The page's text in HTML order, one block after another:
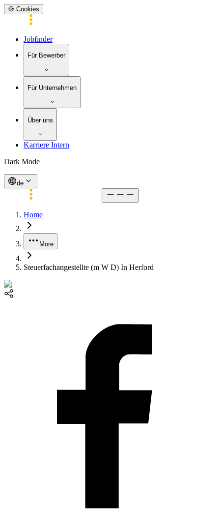
🍪 Cookies
Jobfinder
Für Bewerber
Für Unternehmen
Über uns
Karriere Intern
Dark Mode
de
Home
More
Steuerfachangestellte (m W D) In Herford